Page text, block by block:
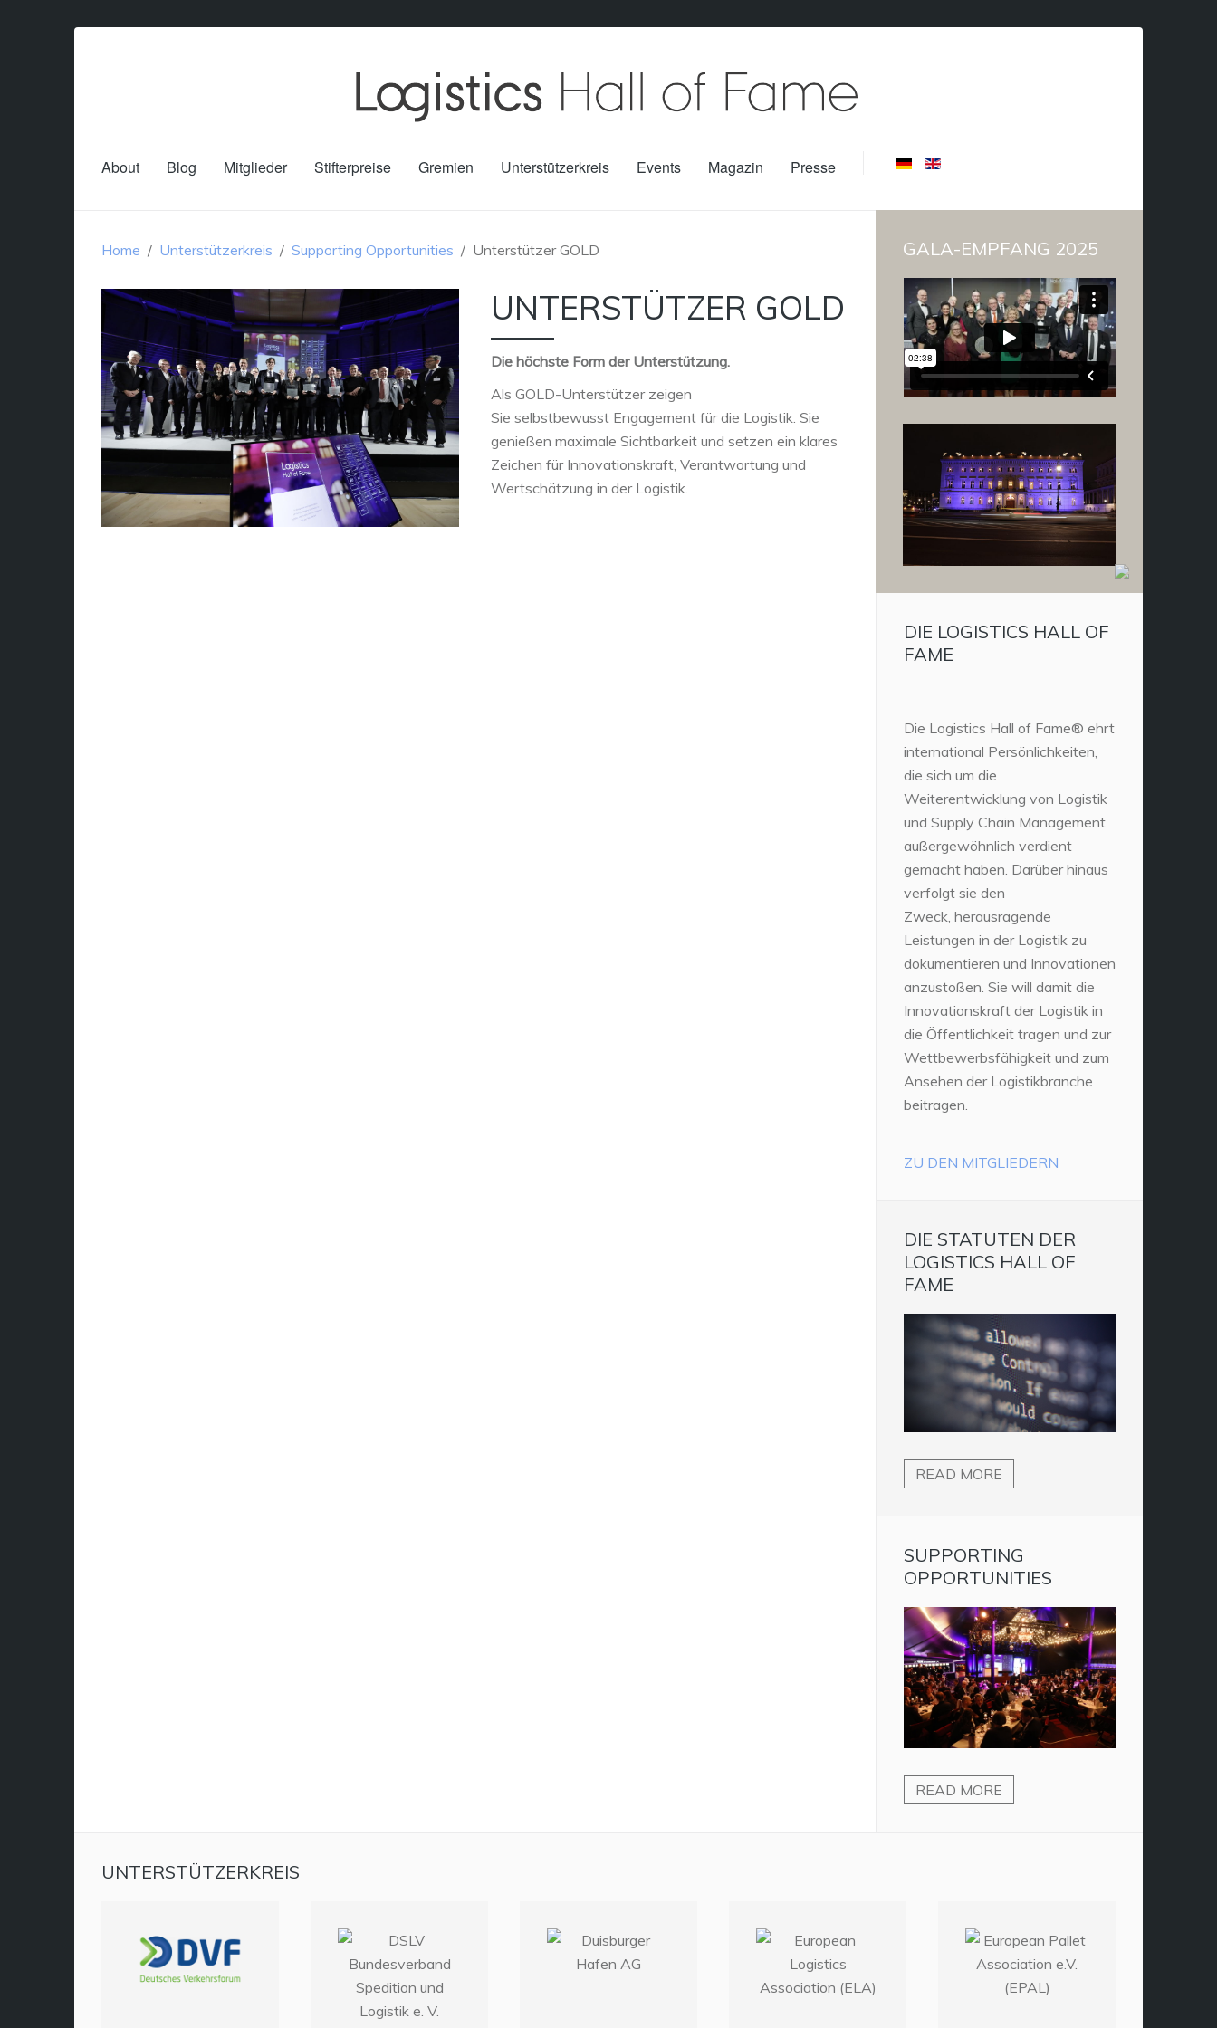
About Blog Mitglieder Stifterpreise Gremien Unterstützerkreis Events Magazin Presse
Home Unterstützerkreis Supporting Opportunities Unterstützer GOLD
UNTERSTÜTZER GOLD
Die höchste Form der Unterstützung.
Als GOLD-Unterstützer zeigen
Sie selbstbewusst Engagement für die Logistik. Sie
genießen maximale Sichtbarkeit und setzen ein klares
Zeichen für Innovationskraft, Verantwortung und
Wertschätzung in der Logistik.
GALA-EMPFANG 2025
DIE LOGISTICS HALL OF
FAME
Die Logistics Hall of Fame® ehrt
international Persönlichkeiten,
die sich um die
Weiterentwicklung von Logistik
und Supply Chain Management
außergewöhnlich verdient
gemacht haben. Darüber hinaus
verfolgt sie den
Zweck, herausragende
Leistungen in der Logistik zu
dokumentieren und Innovationen
anzustoßen. Sie will damit die
Innovationskraft der Logistik in
die Öffentlichkeit tragen und zur
Wettbewerbsfähigkeit und zum
Ansehen der Logistikbranche
beitragen.
ZU DEN MITGLIEDERN
DIE STATUTEN DER
LOGISTICS HALL OF
FAME
READ MORE
SUPPORTING
OPPORTUNITIES
READ MORE
UNTERSTÜTZERKREIS